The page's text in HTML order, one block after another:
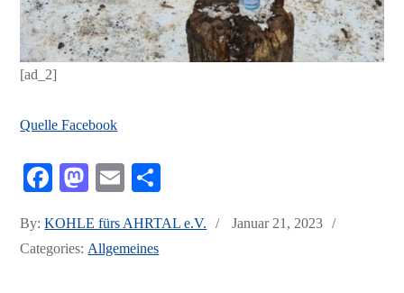
[ad_2]
Quelle Facebook
Fa
bo
ok
M
to
do
E
ail n
By:KOHLE fürs AHRTAL e.V.
Posted
Januar 21, 2023
Categories: Allgemeines